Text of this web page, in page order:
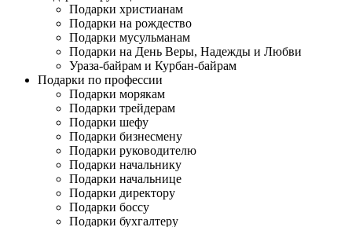
Подарки христианам
Подарки на рождество
Подарки мусульманам
Подарки на День Веры, Надежды и Любви
Ураза-байрам и Курбан-байрам
Подарки по профессии
Подарки морякам
Подарки трейдерам
Подарки шефу
Подарки бизнесмену
Подарки руководителю
Подарки начальнику
Подарки начальнице
Подарки директору
Подарки боссу
Подарки бухгалтеру